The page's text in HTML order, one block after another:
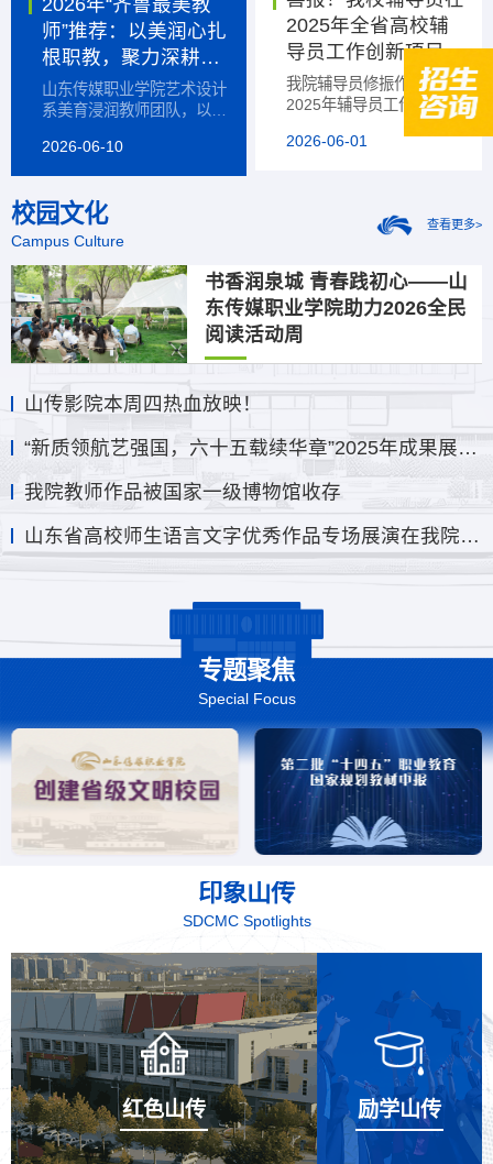
师”推荐：以美润心扎
根职教，聚力深耕乡
村振兴——艺术设计
系美育浸润教师团队
山东传媒职业学院艺术设计
系美育浸润教师团队，以
团队为骨干力量，形成了一
支政治素质过硬、专业能力
2026-06-10
2025年全省高校辅
导员工作创新项目评
选活动中荣获佳绩！
我院辅导员修振作品入选
2025年辅导员工作优秀论
学生日常事务管理类辅导
2026-06-01
校园文化
Campus Culture
查看更多>
书香润泉城 青春践初心——山
东传媒职业学院助力2026全民
阅读活动周
山传影院本周四热血放映！
“新质领航艺强国，六十五载续华章”2025年成果展开展
我院教师作品被国家一级博物馆收存
山东省高校师生语言文字优秀作品专场展演在我院举办
专题聚焦
Special Focus
印象山传
SDCMC Spotlights
红色山传 励学山传